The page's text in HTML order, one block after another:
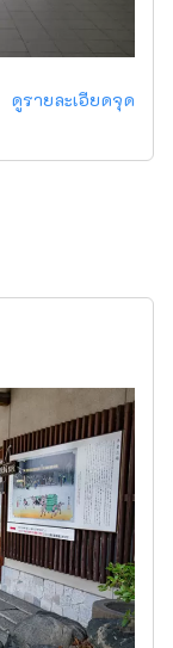
ดูรายละเอียดจุด